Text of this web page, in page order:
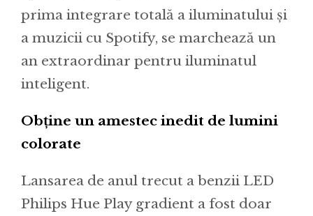
prima integrare totală a iluminatului și
a muzicii cu Spotify, se marchează un
an extraordinar pentru iluminatul
inteligent.
Obține un amestec inedit de lumini
colorate
Lansarea de anul trecut a benzii LED
Philips Hue Play gradient a fost doar